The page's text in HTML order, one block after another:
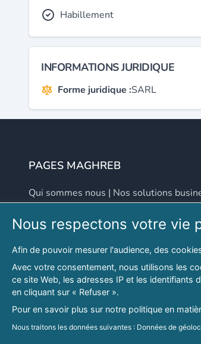
Habillement
INFORMATIONS JURIDIQUE
Forme juridique :SARL
PAGES MAGHREB
Qui sommes nous | Nos solutions
Adresse
46 LOT. PETITE PROVENCE SIDI YAHIA
Hydra, Alger (16), Algérie
© 2026 PAGESMAGHREB.COM. ALL RIGHTS
Nous respectons votre vie
Afin de pouvoir mesurer l'audience, des
Avec votre consentement, nous utilisons les
ce site Web, les adresses IP et les
en cliquant sur « Refuser ».
Pour en savoir plus sur notre politique en
Nous traitons les données suivantes : Données de